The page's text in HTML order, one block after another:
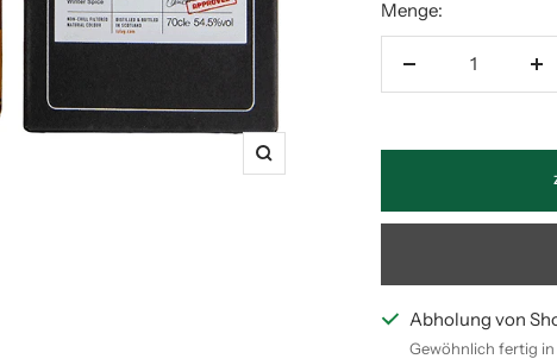
Zoom
Menge:
Abholung von
Gewöhnlich fertig